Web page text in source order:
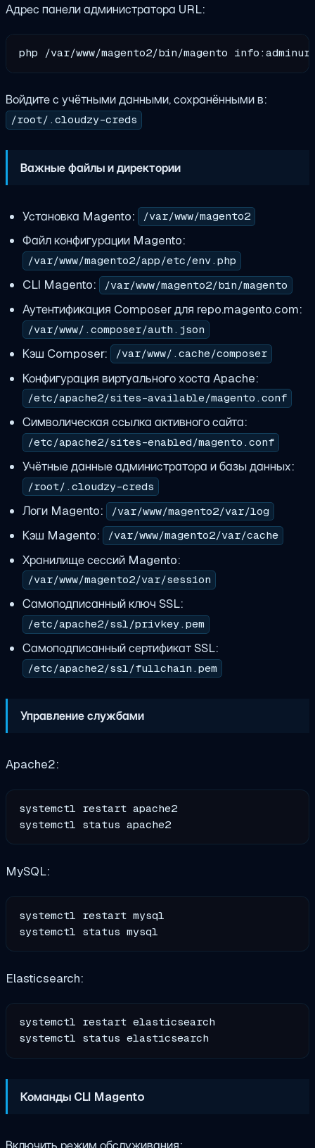
Адрес панели администратора URL:
Войдите с учётными данными, сохранёнными в:
/root/.cloudzy-creds
Важные файлы и директории
Установка Magento: /var/www/magento2
Файл конфигурации Magento:
/var/www/magento2/app/etc/env.php
CLI Magento: /var/www/magento2/bin/magento
Аутентификация Composer для repo.magento.com:
/var/www/.composer/auth.json
Кэш Composer: /var/www/.cache/composer
Конфигурация виртуального хоста Apache:
/etc/apache2/sites-available/magento.conf
Символическая ссылка активного сайта:
/etc/apache2/sites-enabled/magento.conf
Учётные данные администратора и базы данных:
/root/.cloudzy-creds
Логи Magento: /var/www/magento2/var/log
Кэш Magento: /var/www/magento2/var/cache
Хранилище сессий Magento:
/var/www/magento2/var/session
Самоподписанный ключ SSL:
/etc/apache2/ssl/privkey.pem
Самоподписанный сертификат SSL:
/etc/apache2/ssl/fullchain.pem
Управление службами
Apache2:
systemctl restart apache2
MySQL:
systemctl restart mysql
Elasticsearch:
systemctl restart elasticsearch
Команды CLI Magento